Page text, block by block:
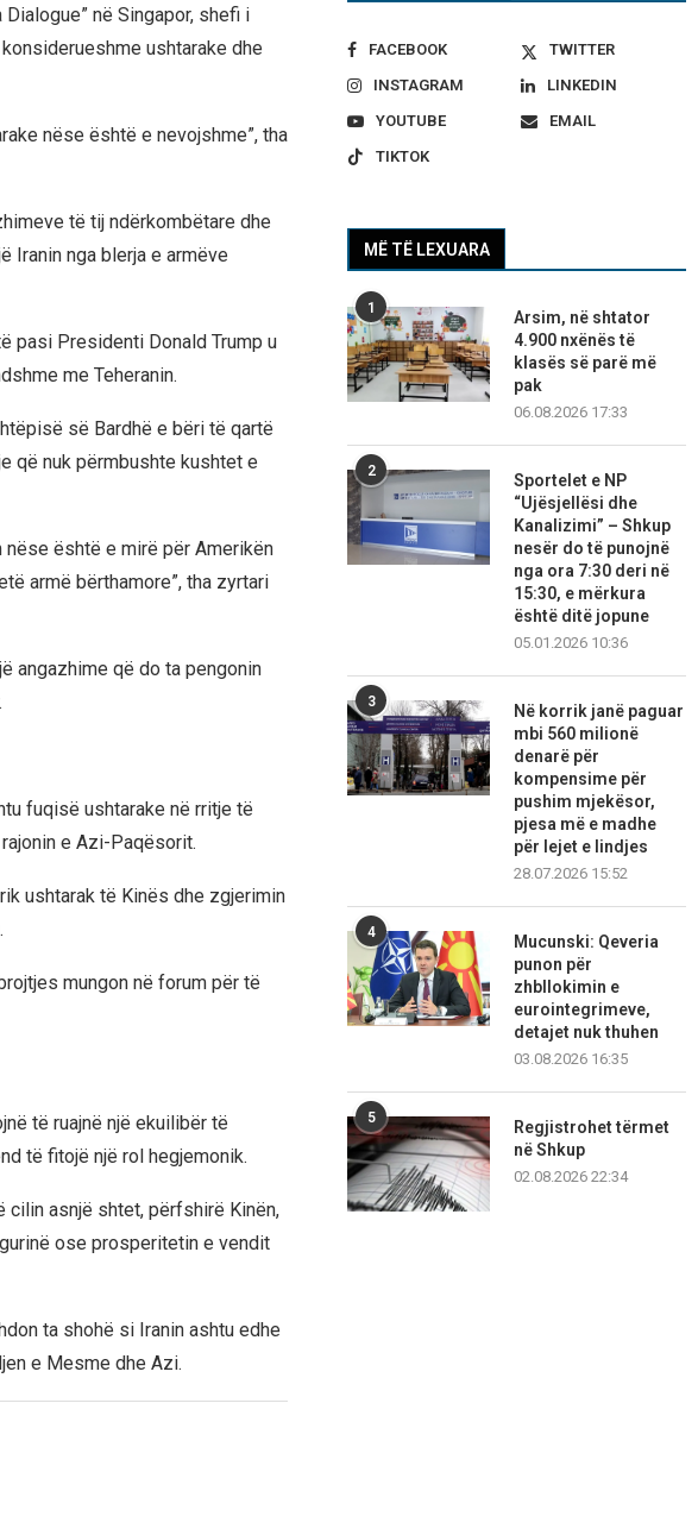
në Singapor, shefi i
ushtarake dhe
nëse është e nevojshme”, tha
të tij ndërkombëtare dhe
Iranin nga blerja e armëve
pasi Presidenti Donald Trump u
me Teheranin.
së Bardhë e bëri të qartë
që nuk përmbushte kushtet e
nëse është e mirë për Amerikën
armë bërthamore”, tha zyrtari
angazhime që do ta pengonin
fuqisë ushtarake në rritje të
e Azi-Paqësorit.
ushtarak të Kinës dhe zgjerimin
mungon në forum për të
të ruajnë një ekuilibër të
të fitojë një rol hegjemonik.
cilin asnjë shtet, përfshirë Kinën,
ose prosperitetin e vendit
ta shohë si Iranin ashtu edhe
e Mesme dhe Azi.
FACEBOOK
TWITTER
INSTAGRAM
LINKEDIN
YOUTUBE
EMAIL
TIKTOK
MË TË LEXUARA
1
Arsim, në shtator
4.900 nxënës të
klasës së parë më
pak
06.08.2026 17:33
2
Sportelet e NP
“Ujësjellësi dhe
Kanalizimi” – Shkup
nesër do të punojnë
nga ora 7:30 deri në
15:30, e mërkura
është ditë jopune
05.01.2026 10:36
3
Në korrik janë paguar
mbi 560 milionë
denarë për
kompensime për
pushim mjekësor,
pjesa më e madhe
për lejet e lindjes
28.07.2026 15:52
4
Mucunski: Qeveria
punon për
zhbllokimin e
eurointegrimeve,
detajet nuk thuhen
03.08.2026 16:35
5
Regjistrohet tërmet
në Shkup
02.08.2026 22:34